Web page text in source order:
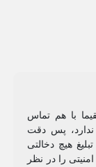
با هم تماس
پس دقت
هیچ دخالتی
را در نظر